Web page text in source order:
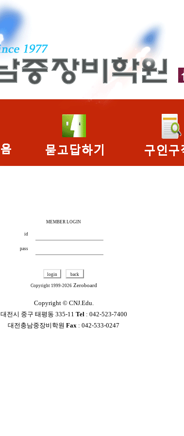
MEMBER LOGIN
id
pass
Copyright 1999-2026 Zeroboard
Copyright ©CNJ.Edu.
대전시 중구 태평동 335-11 Tel : 042-523-7400
대전충남중장비학원 Fax : 042-533-0247